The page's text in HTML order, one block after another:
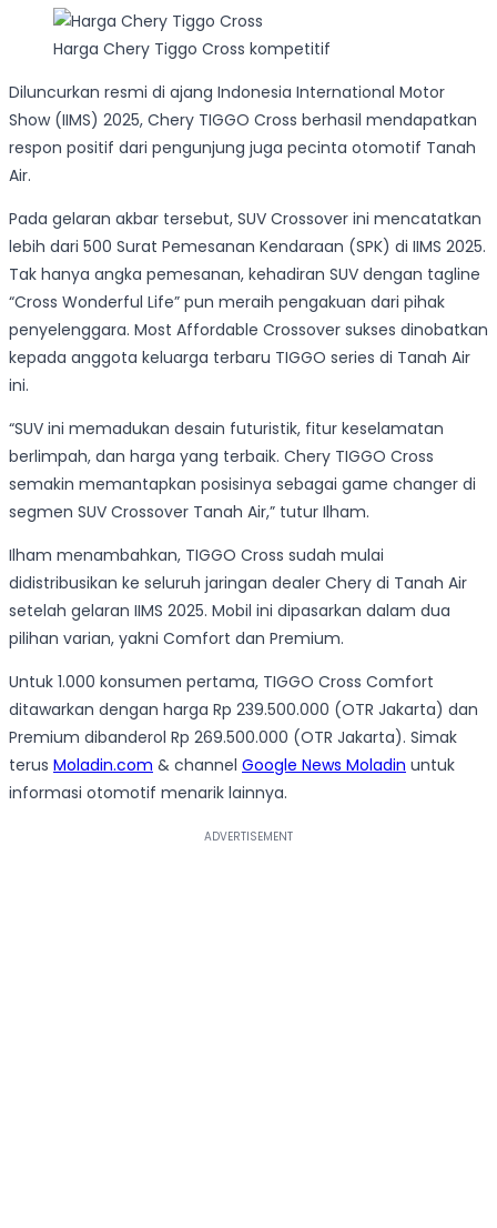
Harga Chery Tiggo Cross kompetitif
Diluncurkan resmi di ajang Indonesia International Motor
Show (IIMS) 2025, Chery TIGGO Cross berhasil mendapatkan
respon positif dari pengunjung juga pecinta otomotif Tanah
Air.
Pada gelaran akbar tersebut, SUV Crossover ini mencatatkan
lebih dari 500 Surat Pemesanan Kendaraan (SPK) di IIMS 2025.
Tak hanya angka pemesanan, kehadiran SUV dengan tagline
“Cross Wonderful Life” pun meraih pengakuan dari pihak
penyelenggara. Most Affordable Crossover sukses dinobatkan
kepada anggota keluarga terbaru TIGGO series di Tanah Air
ini.
“SUV ini memadukan desain futuristik, fitur keselamatan
berlimpah, dan harga yang terbaik. Chery TIGGO Cross
semakin memantapkan posisinya sebagai game changer di
segmen SUV Crossover Tanah Air,” tutur Ilham.
Ilham menambahkan, TIGGO Cross sudah mulai
didistribusikan ke seluruh jaringan dealer Chery di Tanah Air
setelah gelaran IIMS 2025. Mobil ini dipasarkan dalam dua
pilihan varian, yakni Comfort dan Premium.
Untuk 1.000 konsumen pertama, TIGGO Cross Comfort
ditawarkan dengan harga Rp 239.500.000 (OTR Jakarta) dan
Premium dibanderol Rp 269.500.000 (OTR Jakarta). Simak
terus Moladin.com & channel Google News Moladin untuk
informasi otomotif menarik lainnya.